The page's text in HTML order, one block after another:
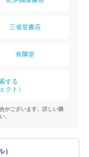
三省堂書店
有隣堂
する
クト）
がございます。詳しい購
。
）